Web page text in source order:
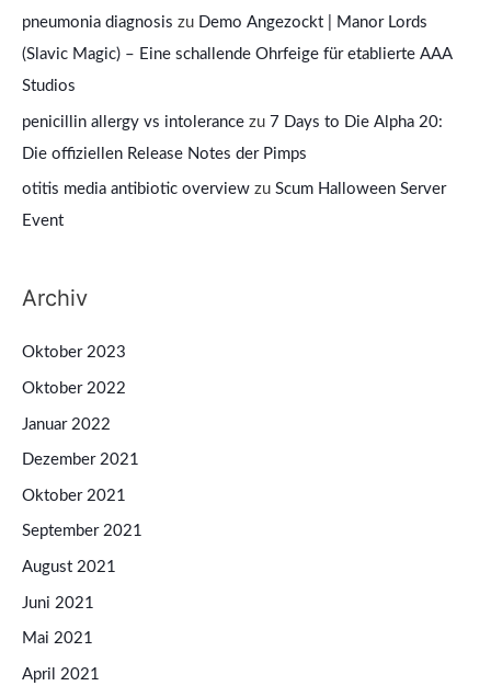
pneumonia diagnosis zu Demo Angezockt | Manor Lords
(Slavic Magic) – Eine schallende Ohrfeige für etablierte AAA
Studios
penicillin allergy vs intolerance zu 7 Days to Die Alpha 20:
Die offiziellen Release Notes der Pimps
otitis media antibiotic overview zu Scum Halloween Server
Event
Archiv
Oktober 2023
Oktober 2022
Januar 2022
Dezember 2021
Oktober 2021
September 2021
August 2021
Juni 2021
Mai 2021
April 2021